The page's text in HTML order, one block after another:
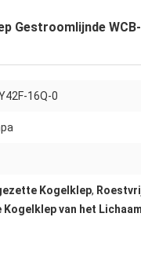
Gestroomlijnde
16Q-0
Kogelklep,
Kogelklep van het